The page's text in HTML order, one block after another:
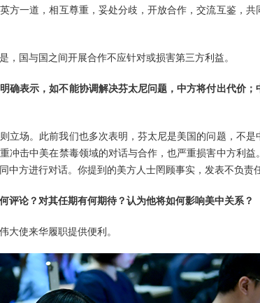
方一道，相互尊重，妥处分歧，开放合作，交流互鉴，
国与国之间开展合作不应针对或损害第三方利益。
确表示，如不能协调解决芬太尼问题，中方将付出代价
立场。此前我们也多次表明，芬太尼是美国的问题，不是
冲击中美在禁毒领域的对话与合作，也严重损害中方利益
方进行对话。你提到的美方人士罔顾事实，发表不负责
评论？对其任期有何期待？认为他将如何影响美中关系？
使来华履职提供便利。